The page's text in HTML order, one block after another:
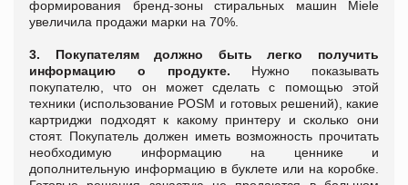
формирования бренд-зоны стиральных машин Miele
увеличила продажи марки на 70%.
3. Покупателям должно быть легко получить
информацию о продукте. Нужно показывать
покупателю, что он может сделать с помощью этой
техники (использование POSM и готовых решений), какие
картриджи подходят к какому принтеру и сколько они
стоят. Покупатель должен иметь возможность прочитать
необходимую информацию на ценнике и
дополнительную информацию в буклете или на коробке.